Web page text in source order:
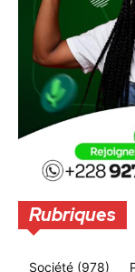
Rubriques
Société (978)